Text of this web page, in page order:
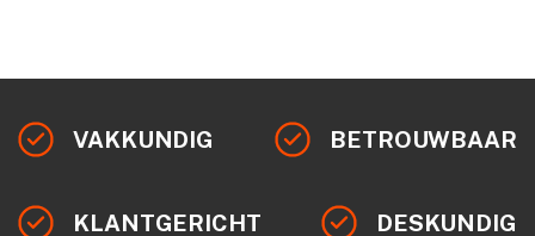
VAKKUNDIG BETROUWBAAR
KLANTGERICHT DESKUNDIG